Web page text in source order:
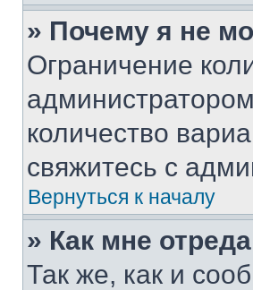
» Почему я не
Ограничение
количество
свяжитесь с
Вернуться к началу
» Как мне
Так же, как и